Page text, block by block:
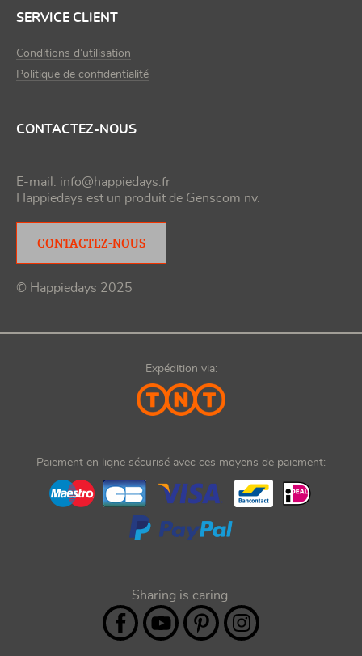
SERVICE CLIENT
Conditions d’utilisation
Politique de confidentialité
CONTACTEZ-NOUS
E-mail: info@happiedays.fr
Happiedays est un produit de Genscom nv.
CONTACTEZ-NOUS
© Happiedays 2025
Expédition via:
Paiement en ligne sécurisé avec ces moyens de paiement:
Sharing is caring.